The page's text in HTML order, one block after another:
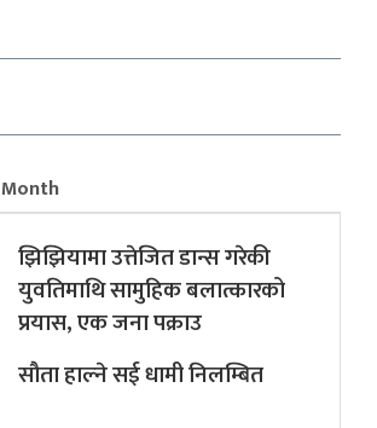
Month
झिझियामा उत्तेजित डान्स गरेकी
युवतिमाथि सामुहिक बलात्कारको
प्रयास, एक जना पक्राउ
सौता हाल्ने सई धामी निलम्बित